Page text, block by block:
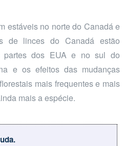
estáveis no norte do Canadá e
de linces do Canadá estão
partes dos EUA e no sul do
e os efeitos das mudanças
mais frequentes e mais
mais a espécie.